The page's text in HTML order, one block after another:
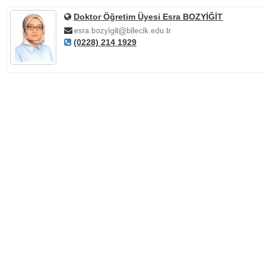
Doktor Öğretim Üyesi Esra BOZYİĞİT
(0228) 214 1929